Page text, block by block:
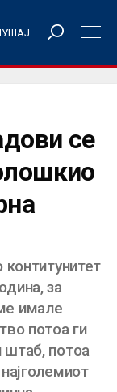
се
контитунитет
за
имале
потоа ги
штаб, потоа